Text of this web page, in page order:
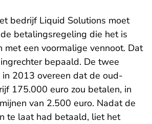
bedrijf Liquid Solutions moet
betalingsregeling die het is
met een voormalige vennoot. Dat
bepaald. De twee
2013 overeen dat de oud-
175.000 euro zou betalen, in
van 2.500 euro. Nadat de
te laat had betaald, liet het